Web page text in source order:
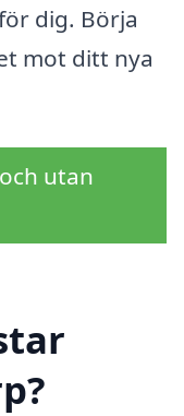
dig. Börja
mot ditt nya
utan